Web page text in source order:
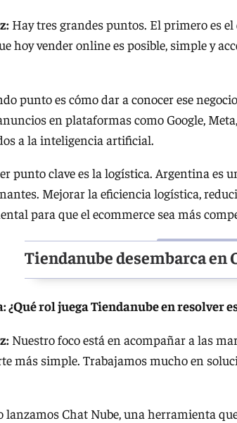
Hay tres grandes puntos. El primero es
hoy vender online es posible, simple y
punto es cómo dar a conocer ese
en plataformas como Google,
a la inteligencia artificial.
punto clave es la logística. Argentina es
Mejorar la eficiencia logística,
para que el ecommerce sea más
Tiendanube desembarca en
¿Qué rol juega Tiendanube en resolver
Nuestro foco está en acompañar a las
más simple. Trabajamos mucho en
lanzamos Chat Nube, una herramienta